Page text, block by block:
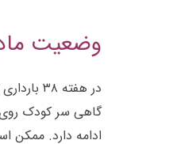
وضعیت
در